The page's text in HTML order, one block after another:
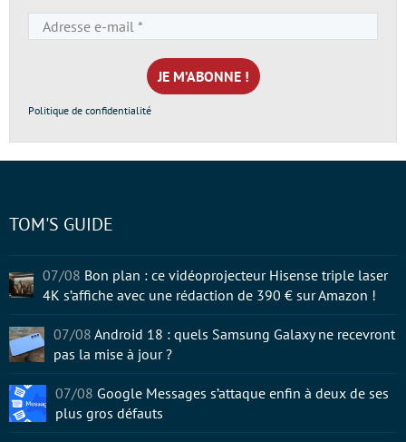
e-
mail
*
Politique de confidentialité
TOM'S GUIDE
07/08 Bon plan : ce vidéoprojecteur Hisense triple laser
4K s’affiche avec une rédaction de 390 € sur Amazon !
07/08 Android 18 : quels Samsung Galaxy ne recevront
pas la mise à jour ?
07/08 Google Messages s’attaque enfin à deux de ses
plus gros défauts